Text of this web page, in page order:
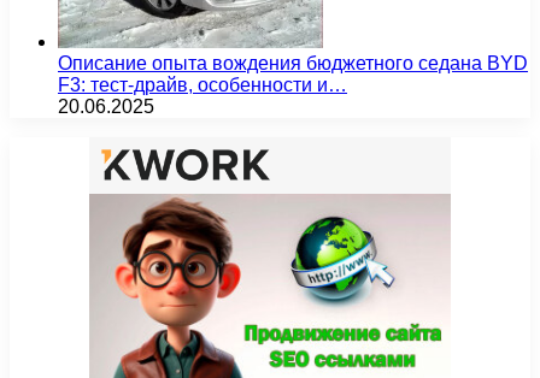
Описание опыта вождения бюджетного седана BYD
F3: тест-драйв, особенности и…
20.06.2025